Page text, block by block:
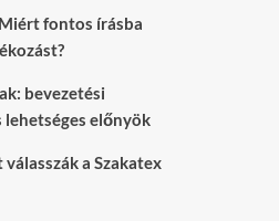
fontos írásba
bevezetési
lehetséges előnyök
a Szakatex